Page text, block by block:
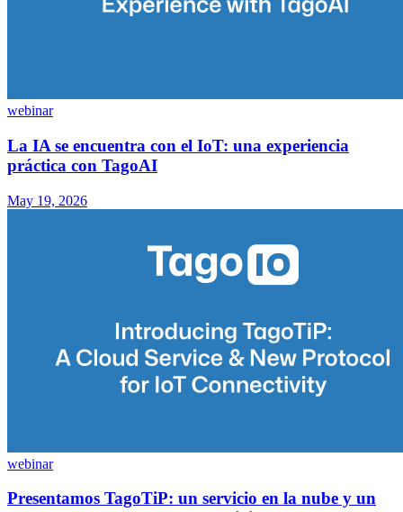
webinar
La IA se encuentra con el IoT: una experiencia
práctica con TagoAI
May 19, 2026
webinar
Presentamos TagoTiP: un servicio en la nube y un